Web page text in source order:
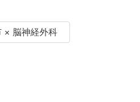
× 脳神経外科